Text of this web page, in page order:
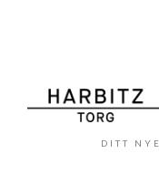
DITT